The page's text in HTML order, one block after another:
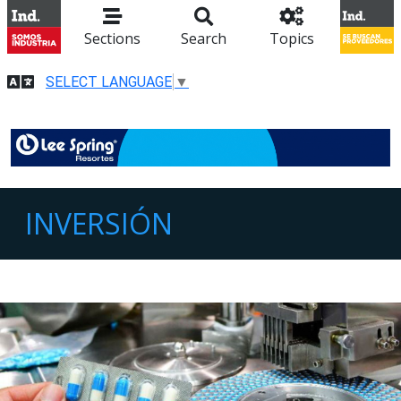
Sections Search Topics
SELECT LANGUAGE ▼
INVERSIÓN